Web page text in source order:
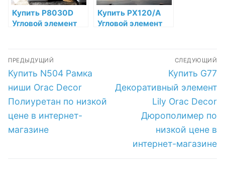
Купить P8030D
Угловой элемент
низкой цене в
интернет-
магазине
Купить PX120/A
Угловой элемент
Навигация
по
записям
ПРЕДЫДУЩИЙ
Предыдущая
запись:
Купить N504 Рамка
ниши Orac Decor
Полиуретан по низкой
цене в интернет-
магазине
СЛЕДУЮЩИЙ
Следующая
запись:
Купить G77
Декоративный элемент
Lily Orac Decor
Дюрополимер по
низкой цене в
интернет-магазине